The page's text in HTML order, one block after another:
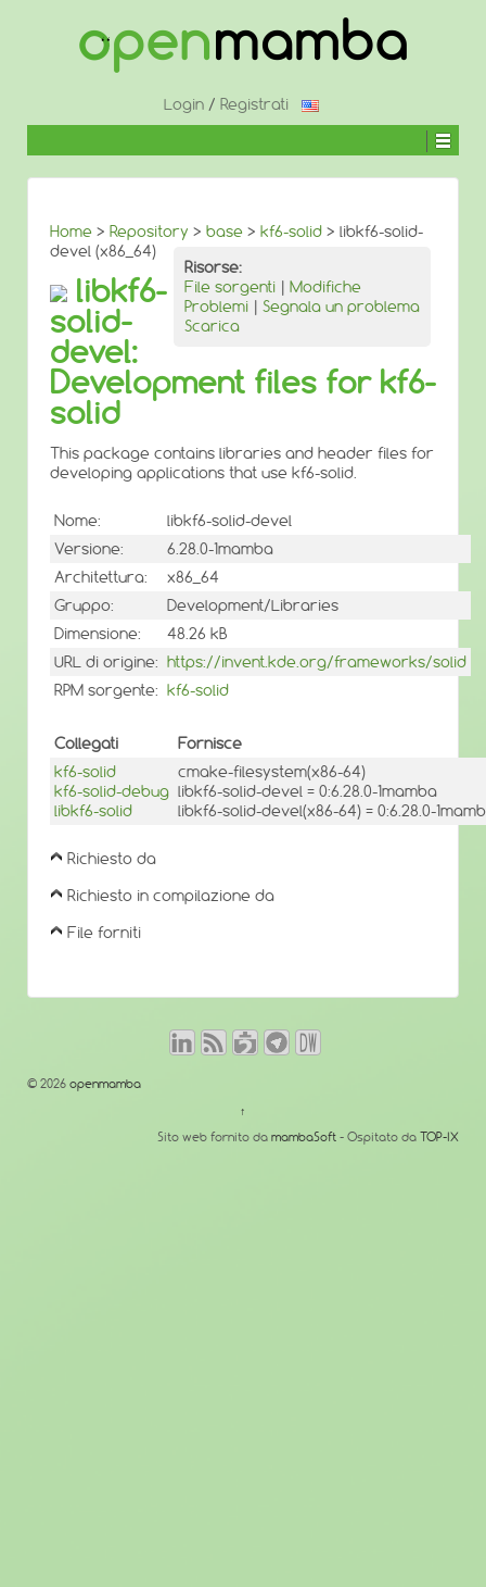
CONTENUTO
Login / Registrati
Home > Repository > base > kf6-solid > libkf6-solid-
devel (x86_64)
Risorse:
File sorgenti | Modifiche
Problemi | Segnala un problema
Scarica
libkf6-
solid-
devel:
Development files for kf6-
solid
This package contains libraries and header files for
developing applications that use kf6-solid.
Nome:
libkf6-solid-devel
Versione:
6.28.0-1mamba
Architettura:
x86_64
Gruppo:
Development/Libraries
Dimensione:
48.26 kB
URL di origine: https://invent.kde.org/frameworks/solid
RPM sorgente: kf6-solid
Collegati
Fornisce
kf6-solid
kf6-solid-debug
libkf6-solid
cmake-filesystem(x86-64)
libkf6-solid-devel = 0:6.28.0-1mamba
libkf6-solid-devel(x86-64) = 0:6.28.0-
Richiesto da
Richiesto in compilazione da
File forniti
© 2026 openmamba
↑
Sito web fornito da mambaSoft - Ospitato da TOP-IX